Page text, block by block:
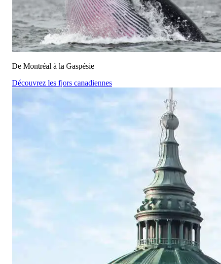
De Montréal à la Gaspésie
Découvrez les fjors canadiennes